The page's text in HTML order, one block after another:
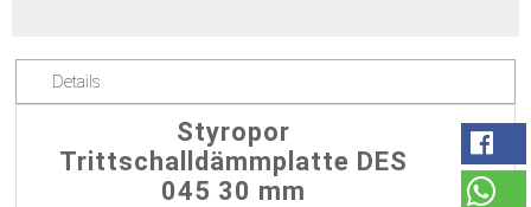
Details
Styropor
Trittschalldämmplatte DES
045 30 mm